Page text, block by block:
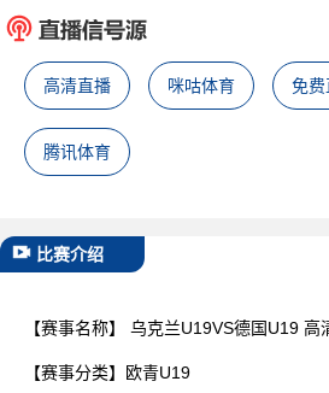
高清直播 咪咕体育 免费
腾讯体育
比赛介绍
【赛事名称】 乌克兰U19VS德国U19 高
【赛事分类】 欧青U19